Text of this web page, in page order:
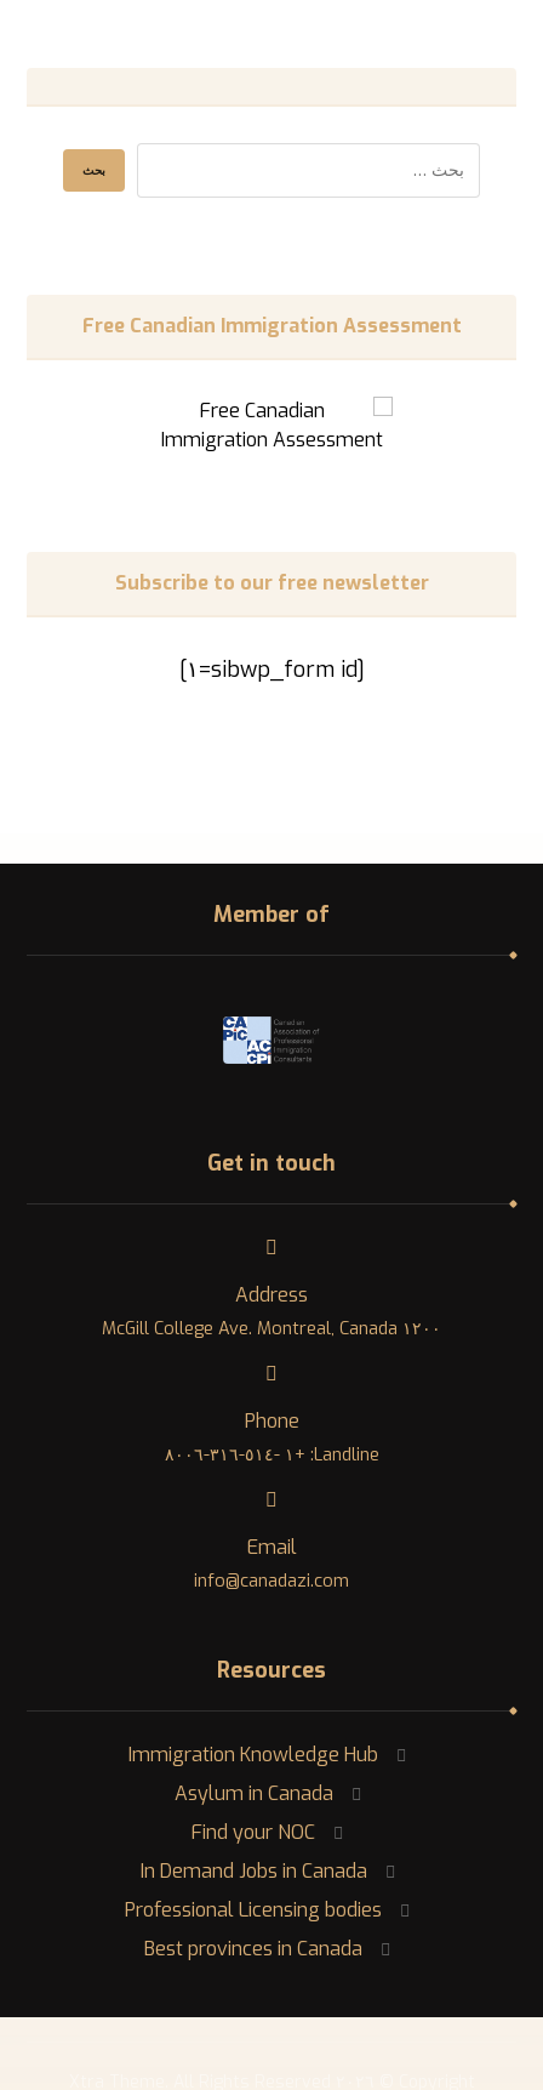
Free Canadian Immigration Assessment
Subscribe to our free newsletter
[sibwp_form id=١]
Member of
Get in touch
Address
١٢٠٠ McGill College Ave. Montreal, Canada
Phone
Landline: +١ -٥١٤-٣١٦-٨٠٠٦
Email
info@canadazi.com
Resources
Immigration Knowledge Hub
Asylum in Canada
Find your NOC
In Demand Jobs in Canada
Professional Licensing bodies
Best provinces in Canada